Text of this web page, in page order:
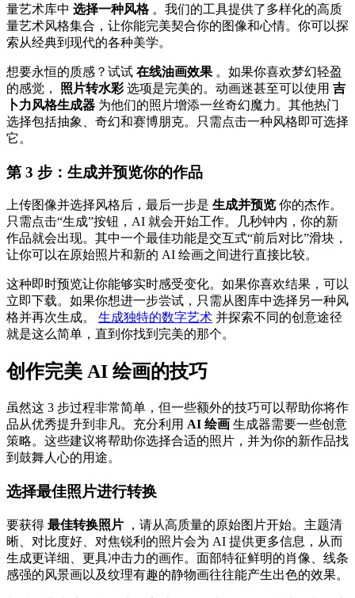
量艺术库中 选择一种风格。我们的工具提供了多样化的高质
量艺术风格集合，让你能完美契合你的图像和心情。你可以探
索从经典到现代的各种美学。
想要永恒的质感？试试 在线油画效果 。如果你喜欢梦幻轻盈
的感觉， 照片转水彩选项是完美的。动画迷甚至可以使用 吉
卜力风格生成器 为他们的照片增添一丝奇幻魔力。其他热门
选择包括抽象、奇幻和赛博朋克。只需点击一种风格即可选择
它。
第 3 步：生成并预览你的作品
上传图像并选择风格后，最后一步是 生成并预览 你的杰作。
只需点击“生成”按钮，AI 就会开始工作。几秒钟内，你的新
作品就会出现。其中一个最佳功能是交互式“前后对比”滑块，
让你可以在原始照片和新的 AI 绘画之间进行直接比较。
这种即时预览让你能够实时感受变化。如果你喜欢结果，可以
立即下载。如果你想进一步尝试，只需从图库中选择另一种风
格并再次生成。 生成独特的数字艺术 并探索不同的创意途径
就是这么简单，直到你找到完美的那个。
创作完美 AI 绘画的技巧
虽然这 3 步过程非常简单，但一些额外的技巧可以帮助你将作
品从优秀提升到非凡。充分利用 AI 绘画 生成器需要一些创意
策略。这些建议将帮助你选择合适的照片，并为你的新作品找
到鼓舞人心的用途。
选择最佳照片进行转换
要获得 最佳转换照片 ，请从高质量的原始图片开始。主题清
晰、对比度好、对焦锐利的照片会为 AI 提供更多信息，从而
生成更详细、更具冲击力的画作。面部特征鲜明的肖像、线条
感强的风景画以及纹理有趣的静物画往往能产生出色的效果。